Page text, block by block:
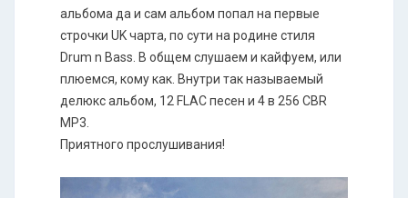
альбома да и сам альбом попал на первые
строчки UK чарта, по сути на родине стиля
Drum n Bass. В общем слушаем и кайфуем, или
плюемся, кому как. Внутри так называемый
делюкс альбом, 12 FLAC песен и 4 в 256 CBR
MP3.
Приятного прослушивания!